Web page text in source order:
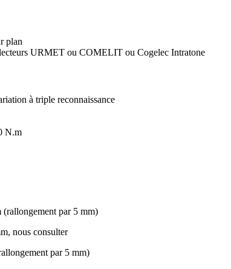
plan
URMET ou COMELIT ou Cogelec Intratone
à triple reconnaissance
N.m
par 5 mm)
nous consulter
par 5 mm)